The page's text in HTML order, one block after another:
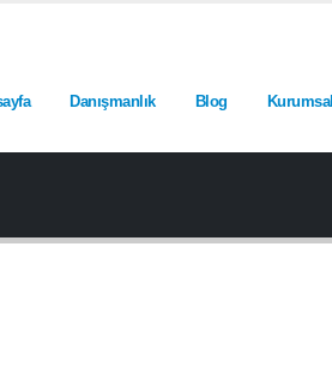
Danışmanlık Blog Kurumsal